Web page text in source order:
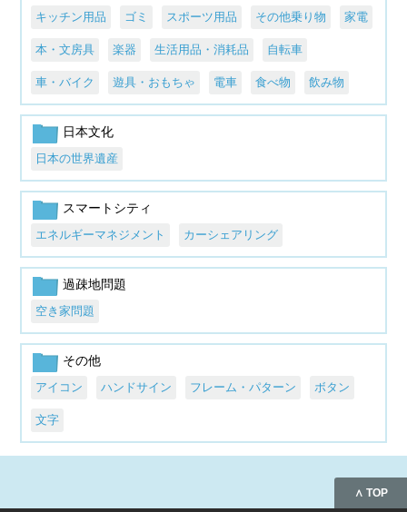
キッチン用品 ゴミ スポーツ用品 その他乗り物 家電
本・文房具 楽器 生活用品・消耗品 自転車
車・バイク 遊具・おもちゃ 電車 食べ物 飲み物
日本文化
日本の世界遺産
スマートシティ
エネルギーマネジメント カーシェアリング
過疎地問題
空き家問題
その他
アイコン ハンドサイン フレーム・パターン ボタン
文字
∧ TOP